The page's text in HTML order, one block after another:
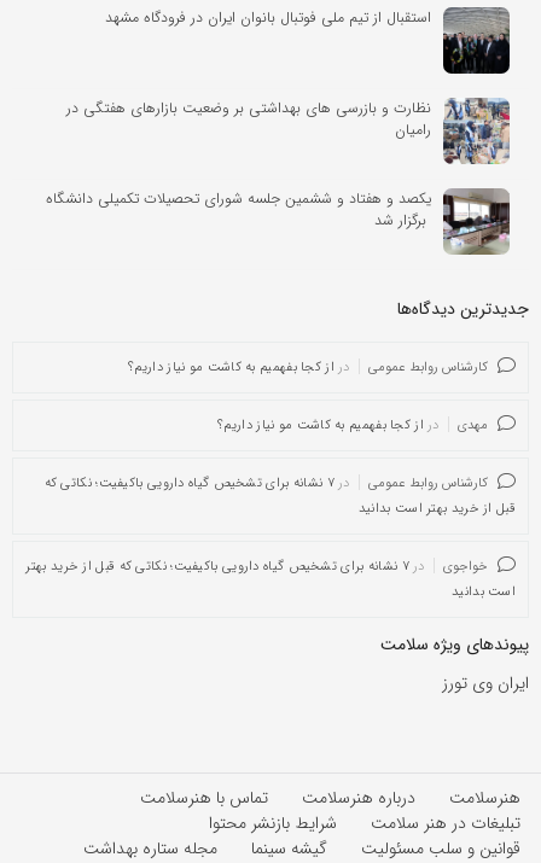
استقبال از تیم ملی فوتبال بانوان ایران در فرودگاه مشهد
نظارت و بازرسی های بهداشتی بر وضعیت بازارهای هفتگی در
رامیان
یکصد و هفتاد و ششمین جلسه شورای تحصیلات تکمیلی دانشگاه
برگزار شد
جدیدترین دیدگاه‌‌ها
کارشناس روابط عمومی در از کجا بفهمیم به کاشت مو نیاز داریم؟
مهدی در از کجا بفهمیم به کاشت مو نیاز داریم؟
کارشناس روابط عمومی در
۷ نشانه برای تشخیص گیاه دارویی باکیفیت؛ نکاتی که
قبل از خرید بهتر است بدانید
خواجوی در
۷ نشانه برای تشخیص گیاه دارویی باکیفیت؛ نکاتی که قبل از خرید بهتر
است بدانید
پیوندهای ویژه سلامت
ایران وی تورز
هنرسلامت درباره هنرسلامت
تماس با هنرسلامت
تبلیغات در هنر سلامت
شرایط بازنشر محتوا
قوانین و سلب مسئولیت
گیشه سینما مجله ستاره بهداشت